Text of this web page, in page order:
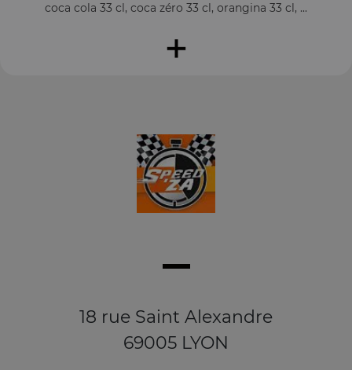
coca cola 33 cl, coca zéro 33 cl, orangina 33 cl, ...
+
18 rue Saint Alexandre
69005 LYON